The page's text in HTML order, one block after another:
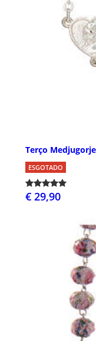
Terço
ESGOTADO
€ 29,90